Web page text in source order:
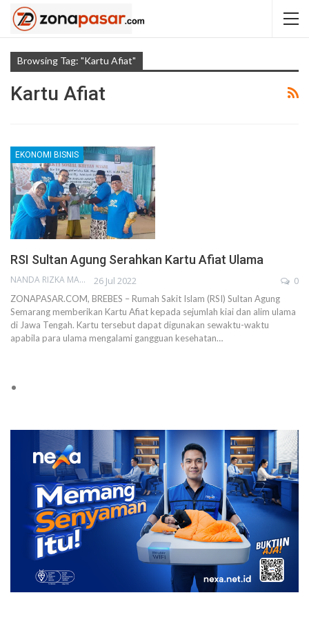
Browsing Tag: "Kartu Afiat"
Kartu Afiat
EKONOMI BISNIS
RSI Sultan Agung Serahkan Kartu Afiat Ulama
NANDA RIZKA MAHENDRA 26 Jul 2022 0
ZONAPASAR.COM, BREBES – Rumah Sakit Islam (RSI) Sultan Agung
Semarang memberikan Kartu Afiat kepada sejumlah kiai dan alim ulama
di Jawa Tengah. Kartu tersebut dapat digunakan sewaktu-waktu
apabila para ulama mengalami gangguan kesehatan…